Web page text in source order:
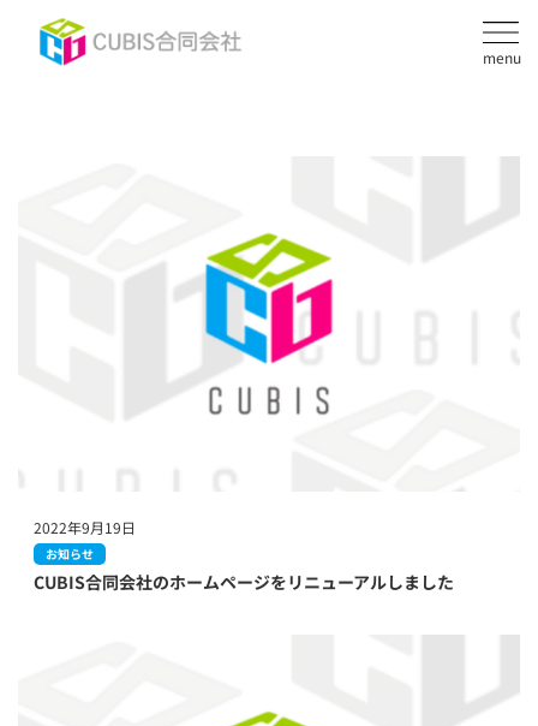
menu
2022年9月19日
お知らせ
CUBIS合同会社のホームページをリニューアルしました